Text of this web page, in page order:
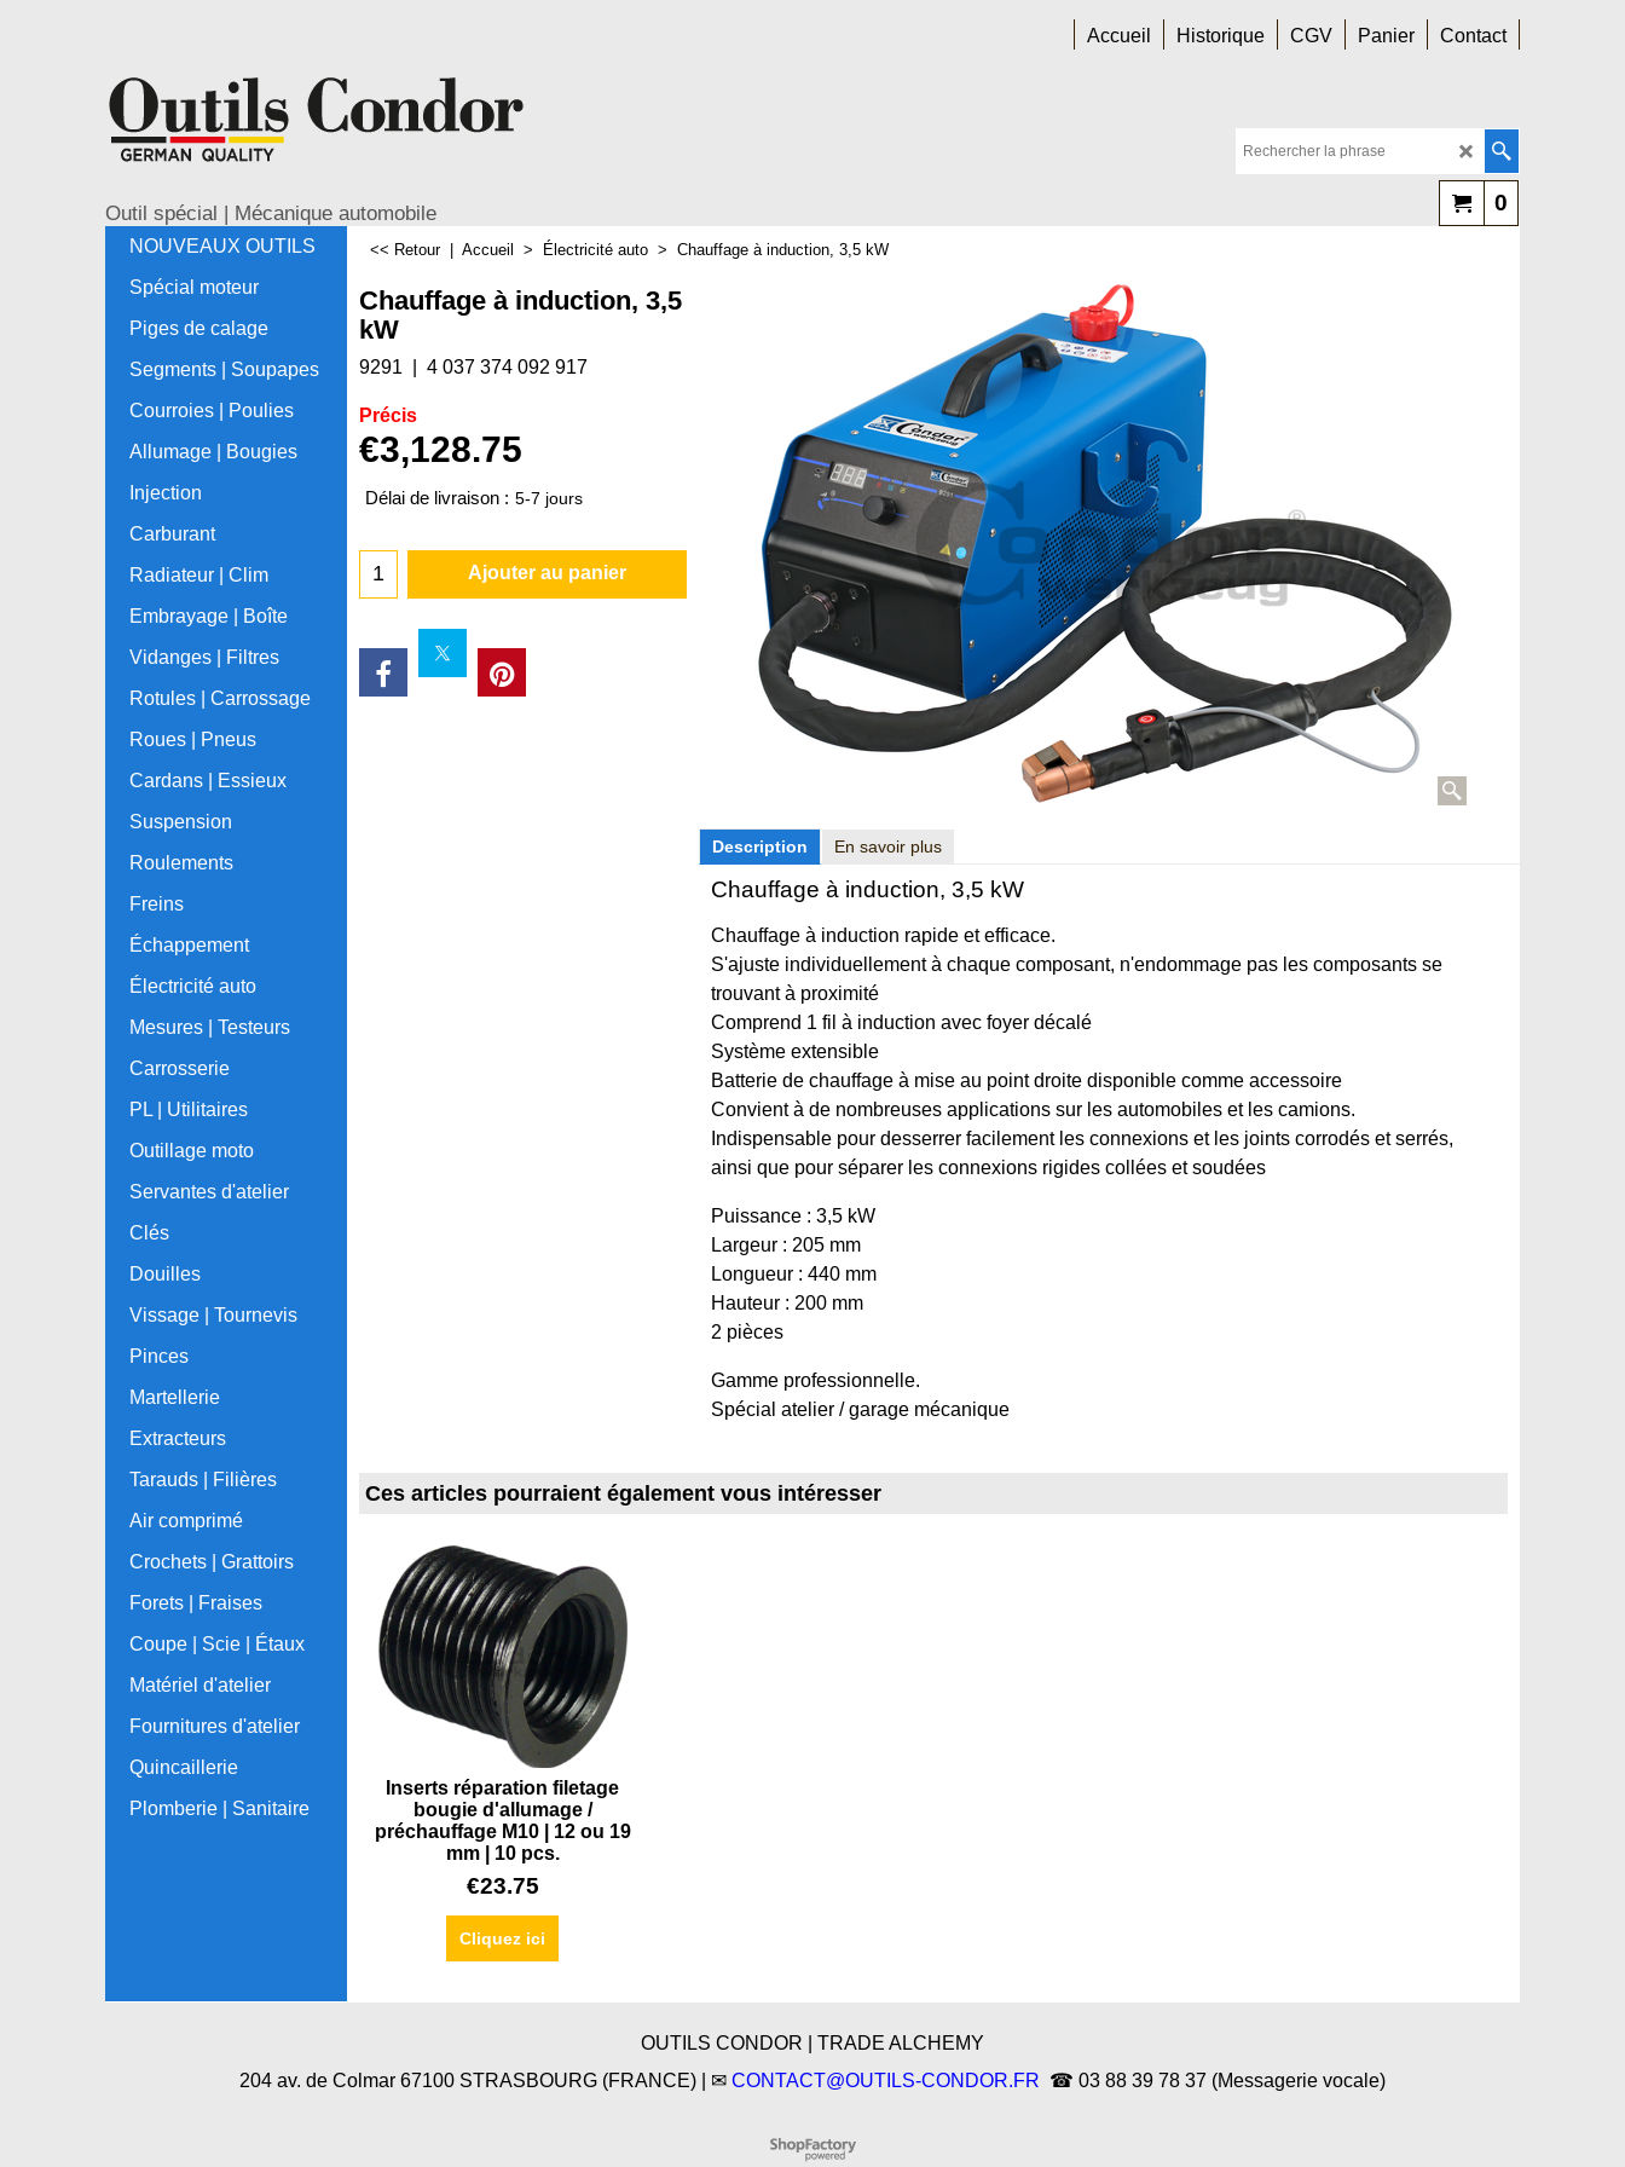
Accueil Historique CGV Panier Contact
Outil spécial | Mécanique automobile 0
NOUVEAUX OUTILS
Spécial moteur
Piges de calage
Segments | Soupapes
Courroies | Poulies
Allumage | Bougies
Injection
Carburant
Radiateur | Clim
Embrayage | Boîte
Vidanges | Filtres
Rotules | Carrossage
Roues | Pneus
Cardans | Essieux
Suspension
Roulements
Freins
Échappement
Électricité auto
Mesures | Testeurs
Carrosserie
PL | Utilitaires
Outillage moto
Servantes d'atelier
Clés
Douilles
Vissage | Tournevis
Pinces
Martellerie
Extracteurs
Tarauds | Filières
Air comprimé
Crochets | Grattoirs
Forets | Fraises
Coupe | Scie | Étaux
Matériel d'atelier
Fournitures d'atelier
Quincaillerie
Plomberie | Sanitaire
<< Retour Accueil > Électricité auto > Chauffage à induction, 3,5 kW
Chauffage à induction, 3,5
kW
9291 4 037 374 092 917
Précis
€3,128.75
Délai de livraison : 5-7 jours
Ajouter au panier
Description En savoir plus
Chauffage à induction, 3,5 kW
Chauffage à induction rapide et efficace.
S'ajuste individuellement à chaque composant, n'endommage pas les composants se
trouvant à proximité
Comprend 1 fil à induction avec foyer décalé
Système extensible
Batterie de chauffage à mise au point droite disponible comme accessoire
Convient à de nombreuses applications sur les automobiles et les camions.
Indispensable pour desserrer facilement les connexions et les joints corrodés et serrés,
ainsi que pour séparer les connexions rigides collées et soudées
Puissance : 3,5 kW
Largeur : 205 mm
Longueur : 440 mm
Hauteur : 200 mm
2 pièces
Gamme professionnelle.
Spécial atelier / garage mécanique
Ces articles pourraient également vous intéresser
Inserts réparation filetage
bougie d'allumage /
préchauffage M10 | 12 ou 19
mm | 10 pcs.
€23.75
Cliquez ici
OUTILS CONDOR | TRADE ALCHEMY
204 av. de Colmar 67100 STRASBOURG (FRANCE) | ✉ CONTACT@OUTILS-CONDOR.FR ☎ 03 88 39 78 37 (Messagerie vocale)
Boutique en ligne créés
avec le logiciel